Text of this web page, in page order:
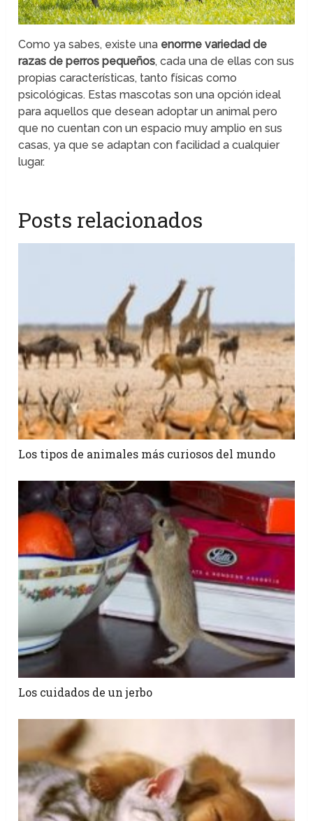
Como ya sabes, existe una enorme variedad de
razas de perros pequeños, cada una de ellas con sus
propias características, tanto físicas como
psicológicas. Estas mascotas son una opción ideal
para aquellos que desean adoptar un animal pero
que no cuentan con un espacio muy amplio en sus
casas, ya que se adaptan con facilidad a cualquier
lugar.
Posts relacionados
Los tipos de animales más curiosos del mundo
Los cuidados de un jerbo